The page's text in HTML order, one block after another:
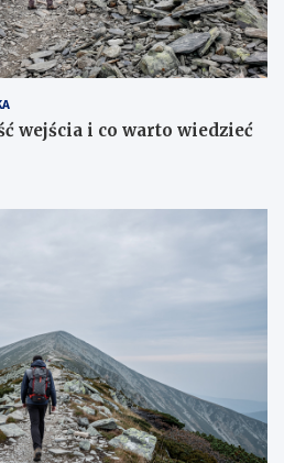
wejścia i co warto wiedzieć